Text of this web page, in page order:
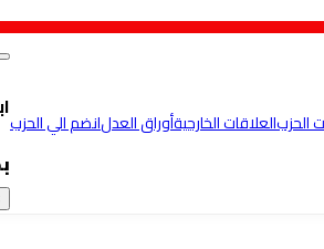
الحزبالعلاقات الخارجيةأوراق العدلانضم الي الحزب